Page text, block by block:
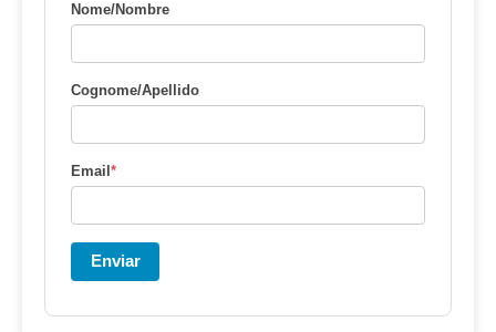
Nome/Nombre
Cognome/Apellido
Email*
Enviar